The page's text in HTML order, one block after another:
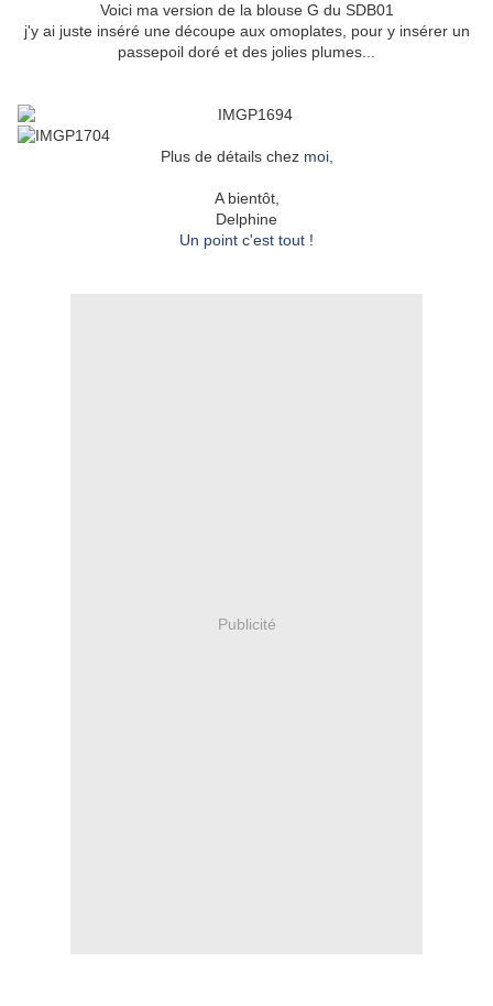
Voici ma version de la blouse G du SDB01
j'y ai juste inséré une découpe aux omoplates, pour y insérer un
passepoil doré et des jolies plumes...
Plus de détails chez moi,
A bientôt,
Delphine
Un point c'est tout !
Publicité